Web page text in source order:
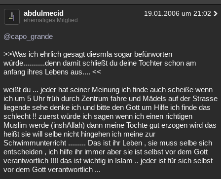
abdulmecid 19.01.2006 um 21:02
ehemaliges Mitglied
@capo_grande
>>Was ich ehrlich gesagt diesmla sogar befürworten
würde...........denn damit schließt du deine Tochter schon am
anfang ihres Lebens aus.... <<
weißt du ... jeder hat seiner Meinung ich finde auch scheiße wenn
ich um 5 Uhr früh durch Zentrum fahre und Mädels auf der Strasse
liegende sehe denke ich und bitte den Gott um Hilfe ich finde das
schlecht !! zuerst würde ich sagen wenn ich einen richtigen
Muslim werde (inshAllah) dann meine Tochte gut erzogen wird das
heißt sie will selbe nicht hingehen ich meine zur
Schwimmunterricht ......... Das ist ihr Leben , sie muss selbe sich
entscheiden , ich hilfe ihr immer aber sie ist selbst vor dem Gott
verantwortlich !!!! das ist wichtig in Islam .. jeder ist für sich selbst
vor dem Gott verantwortlich ...